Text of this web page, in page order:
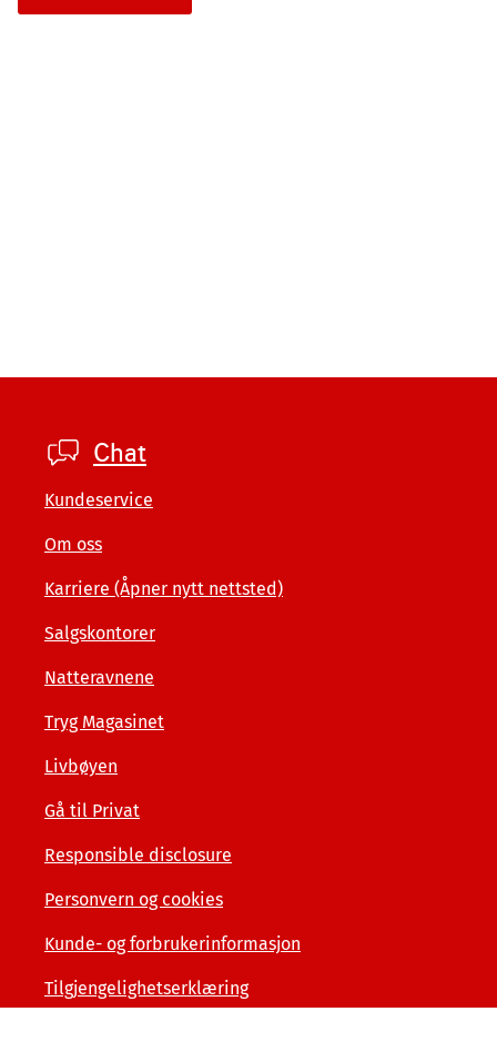
Footer
company
Chat
Kundeservice
Om oss
Karriere (Åpner nytt nettsted)
Salgskontorer
Natteravnene
Tryg Magasinet
Livbøyen
Gå til Privat
Responsible disclosure
Personvern og cookies
Kunde- og forbrukerinformasjon
Tilgjengelighetserklæring